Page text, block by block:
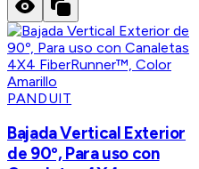
PANDUIT
Bajada Vertical Exterior
de 90º, Para uso con